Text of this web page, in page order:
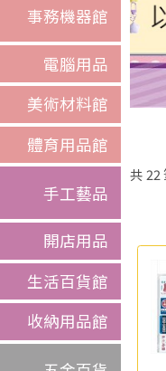
事務機器館
電腦用品
美術材料館
體育用品館
手工藝品
開店用品
生活百貨館
收納用品館
共 22